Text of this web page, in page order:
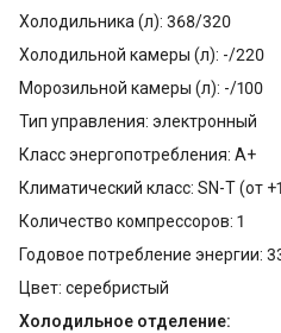
Холодильника (л): 368/320
Холодильной камеры (л): -/220
Морозильной камеры (л): -/100
Тип управления: электронный
Класс энергопотребления: A+
Климатический класс: SN-T (от
Количество компрессоров: 1
Годовое потребление энергии:
Цвет: серебристый
Холодильное отделение: